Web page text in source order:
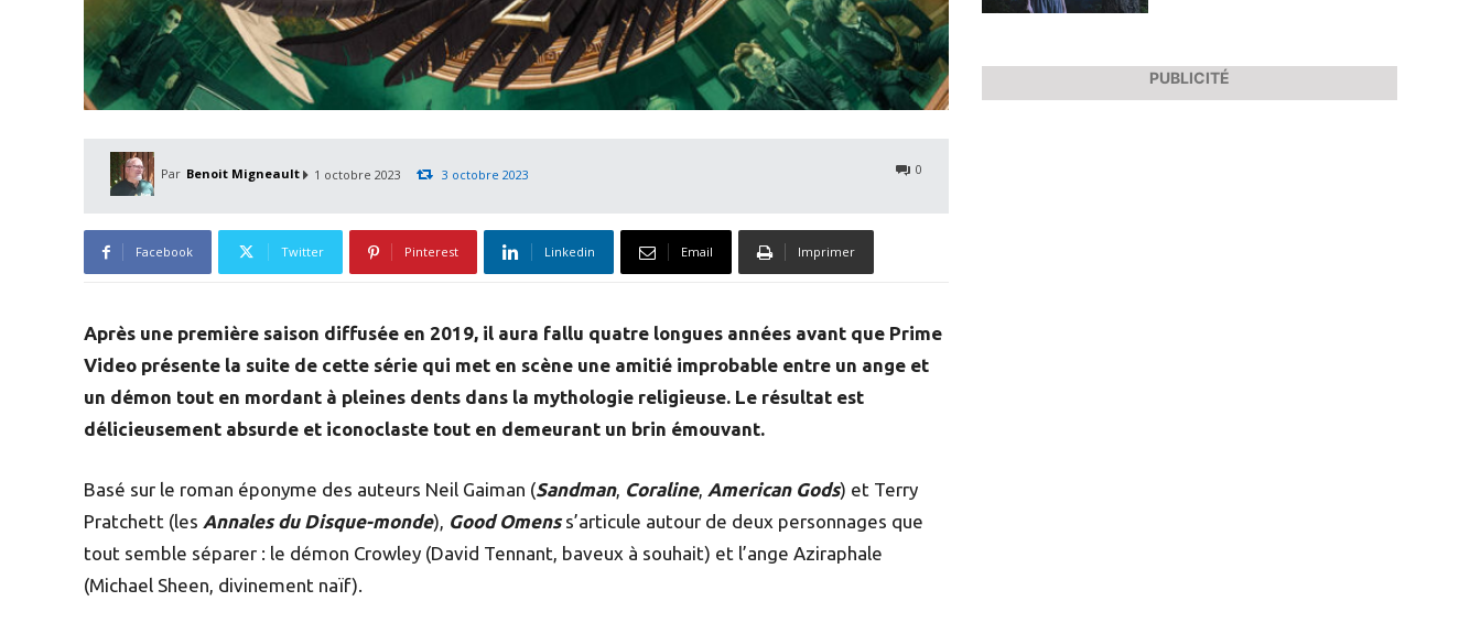
Par Benoit Migneault 1 octobre 2023 0
3 octobre 2023
Facebook Twitter Pinterest Linkedin Email Imprimer
Après une première saison diffusée en 2019, il aura fallu quatre longues années avant que Prime
Video présente la suite de cette série qui met en scène une amitié improbable entre un ange et
un démon tout en mordant à pleines dents dans la mythologie religieuse. Le résultat est
délicieusement absurde et iconoclaste tout en demeurant un brin émouvant.
Basé sur le roman éponyme des auteurs Neil Gaiman (Sandman, Coraline, American Gods) et Terry
Pratchett (les Annales du Disque-monde), Good Omenss’articule autour de deux personnages que
tout semble séparer : le démon Crowley (David Tennant, baveux à souhait) et l’ange Aziraphale
(Michael Sheen, divinement naïf).
PUBLICITÉ